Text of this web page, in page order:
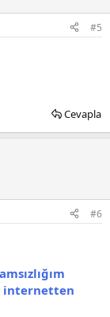
#5
Cevapla
#6
internetten